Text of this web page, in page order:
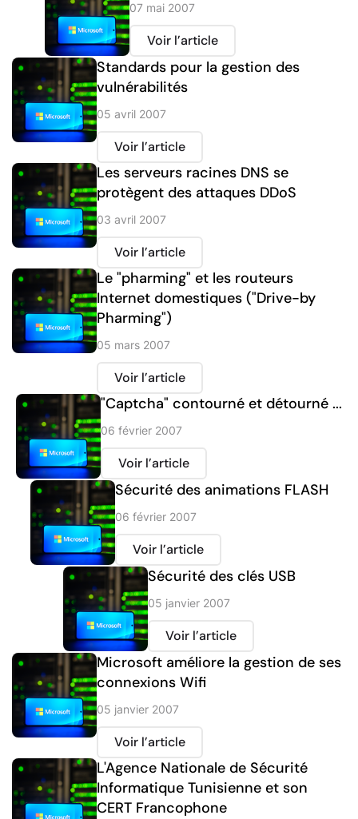
07 mai 2007
Voir l’article
Standards pour la gestion des
vulnérabilités
05 avril 2007
Voir l’article
Les serveurs racines DNS se
protègent des attaques DDoS
03 avril 2007
Voir l’article
Le "pharming" et les routeurs
Internet domestiques ("Drive-by
Pharming")
05 mars 2007
Voir l’article
"Captcha" contourné et détourné ...
06 février 2007
Voir l’article
Sécurité des animations FLASH
06 février 2007
Voir l’article
Sécurité des clés USB
05 janvier 2007
Voir l’article
Microsoft améliore la gestion de ses
connexions Wifi
05 janvier 2007
Voir l’article
L'Agence Nationale de Sécurité
Informatique Tunisienne et son
CERT Francophone